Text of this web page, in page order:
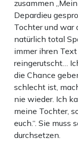
zusammen
Depardieu
Tochter und war
natürlich total
immer ihren
reingerutscht…
die Chance
schlecht ist,
nie wieder. Ich
meine Tochter,
euch.“. Sie muss
durchsetzen.